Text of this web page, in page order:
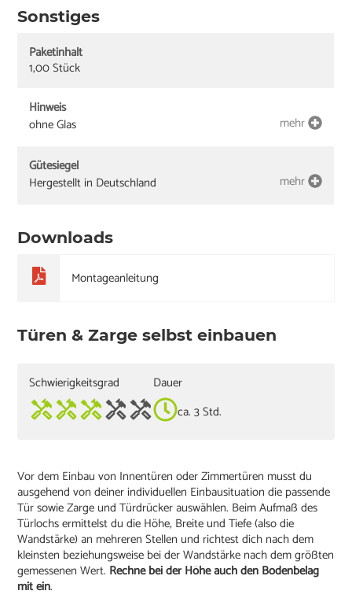
Sonstiges
Paketinhalt
1,00 Stück
Hinweis
ohne Glas
mehr
Gütesiegel
Hergestellt in Deutschland
mehr
Downloads
Montageanleitung
Türen & Zarge selbst einbauen
Schwierigkeitsgrad
Dauer
ca. 3 Std.
Vor dem Einbau von Innentüren oder Zimmertüren musst du
ausgehend von deiner individuellen Einbausituation die passende
Tür sowie Zarge und Türdrücker auswählen. Beim Aufmaß des
Türlochs ermittelst du die Höhe, Breite und Tiefe (also die
Wandstärke) an mehreren Stellen und richtest dich nach dem
kleinsten beziehungsweise bei der Wandstärke nach dem größten
gemessenen Wert. Rechne bei der Höhe auch den Bodenbelag
mit ein.